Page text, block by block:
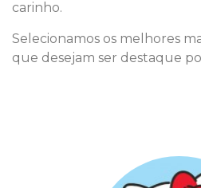
carinho.
Selecionamos os melhores
que desejam ser destaque